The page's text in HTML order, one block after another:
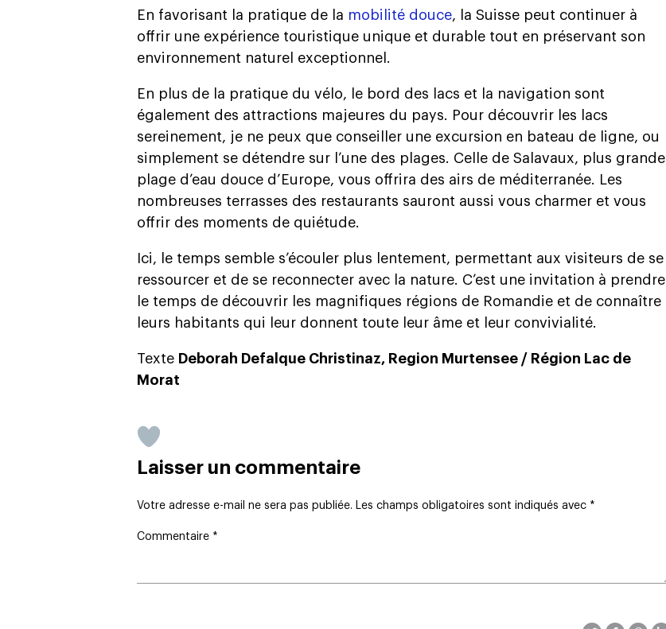
En favorisant la pratique de la mobilité douce, la Suisse peut continuer à
offrir une expérience touristique unique et durable tout en préservant son
environnement naturel exceptionnel.
En plus de la pratique du vélo, le bord des lacs et la navigation sont
également des attractions majeures du pays. Pour découvrir les lacs
sereinement, je ne peux que conseiller une excursion en bateau de ligne, ou
simplement se détendre sur l’une des plages. Celle de Salavaux, plus grande
plage d’eau douce d’Europe, vous offrira des airs de méditerranée. Les
nombreuses terrasses des restaurants sauront aussi vous charmer et vous
offrir des moments de quiétude.
Ici, le temps semble s’écouler plus lentement, permettant aux visiteurs de se
ressourcer et de se reconnecter avec la nature. C’est une invitation à prendre
le temps de découvrir les magnifiques régions de Romandie et de connaître
leurs habitants qui leur donnent toute leur âme et leur convivialité.
Texte Deborah Defalque Christinaz, Region Murtensee / Région Lac de
Morat
Laisser un commentaire
Votre adresse e-mail ne sera pas publiée. Les champs obligatoires sont indiqués avec *
Commentaire *